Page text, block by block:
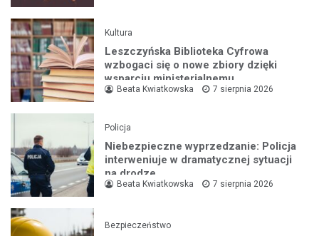
Kultura
Leszczyńska Biblioteka Cyfrowa
wzbogaci się o nowe zbiory dzięki
wsparciu ministerialnemu
Beata Kwiatkowska 7 sierpnia 2026
Policja
Niebezpieczne wyprzedzanie: Policja
interweniuje w dramatycznej sytuacji
na drodze
Beata Kwiatkowska 7 sierpnia 2026
Bezpieczeństwo